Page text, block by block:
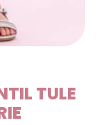
TULE